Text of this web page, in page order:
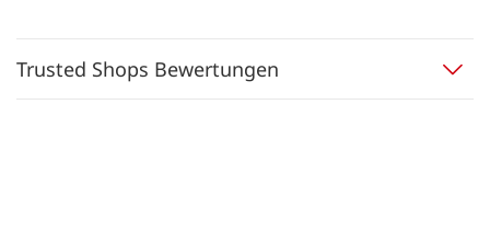
Trusted Shops Bewertungen